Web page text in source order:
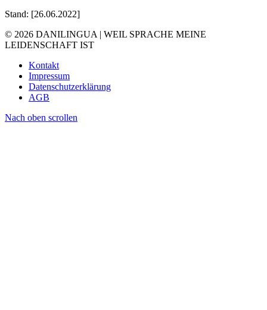
Stand: [26.06.2022]
© 2026 DANILINGUA | WEIL SPRACHE MEINE
LEIDENSCHAFT IST
Kontakt
Impressum
Datenschutzerklärung
AGB
Nach oben scrollen